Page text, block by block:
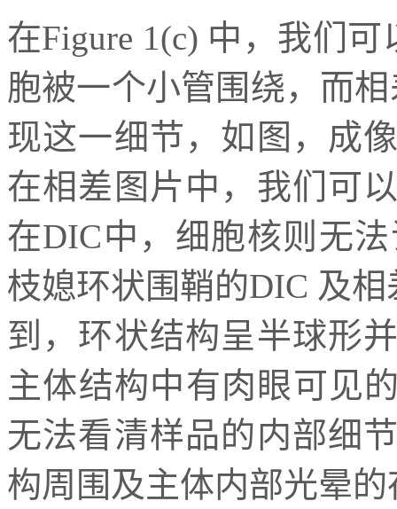
在Figure 1(c) 中，我们
胞被一个小管围绕，而
现这一细节，如图，成
在相差图片中，我们可
在DIC中，细胞核则无
枝媳环状围鞘的DIC 及
到，环状结构呈半球形
主体结构中有肉眼可见
无法看清样品的内部细
构周围及主体内部光晕